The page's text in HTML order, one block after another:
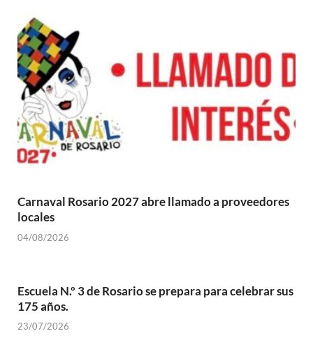
Carnaval Rosario 2027 abre llamado a proveedores
locales
04/08/2026
Escuela N.º 3 de Rosario se prepara para celebrar sus
175 años.
23/07/2026